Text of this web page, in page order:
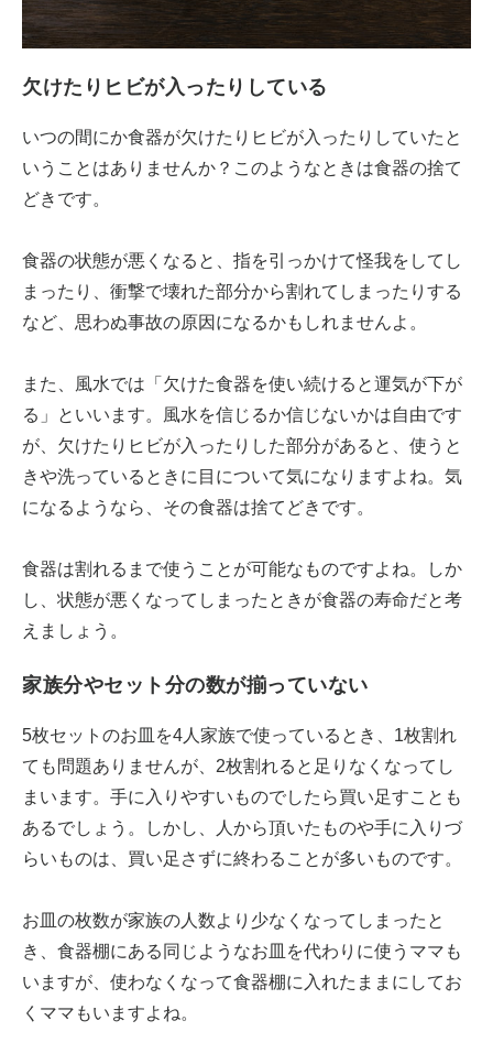
欠けたりヒビが入ったりしている
いつの間にか食器が欠けたりヒビが入ったりしていたと
いうことはありませんか？このようなときは食器の捨て
どきです。
食器の状態が悪くなると、指を引っかけて怪我をしてし
まったり、衝撃で壊れた部分から割れてしまったりする
など、思わぬ事故の原因になるかもしれませんよ。
また、風水では「欠けた食器を使い続けると運気が下が
る」といいます。風水を信じるか信じないかは自由です
が、欠けたりヒビが入ったりした部分があると、使うと
きや洗っているときに目について気になりますよね。気
になるようなら、その食器は捨てどきです。
食器は割れるまで使うことが可能なものですよね。しか
し、状態が悪くなってしまったときが食器の寿命だと考
えましょう。
家族分やセット分の数が揃っていない
5枚セットのお皿を4人家族で使っているとき、1枚割れ
ても問題ありませんが、2枚割れると足りなくなってし
まいます。手に入りやすいものでしたら買い足すことも
あるでしょう。しかし、人から頂いたものや手に入りづ
らいものは、買い足さずに終わることが多いものです。
お皿の枚数が家族の人数より少なくなってしまったと
き、食器棚にある同じようなお皿を代わりに使うママも
いますが、使わなくなって食器棚に入れたままにしてお
くママもいますよね。